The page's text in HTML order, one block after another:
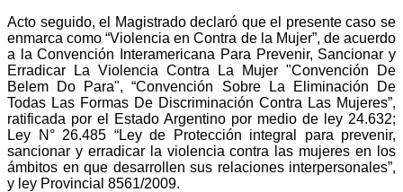
Acto seguido, el Magistrado declaró que el presente caso se
enmarca como “Violencia en Contra de la Mujer”, de acuerdo
a la Convención Interamericana Para Prevenir, Sancionar y
Erradicar La Violencia Contra La Mujer "Convención De
Belem Do Para", “Convención Sobre La Eliminación De
Todas Las Formas De Discriminación Contra Las Mujeres”,
ratificada por el Estado Argentino por medio de ley 24.632;
Ley N° 26.485 “Ley de Protección integral para prevenir,
sancionar y erradicar la violencia contra las mujeres en los
ámbitos en que desarrollen sus relaciones interpersonales”,
y ley Provincial 8561/2009.